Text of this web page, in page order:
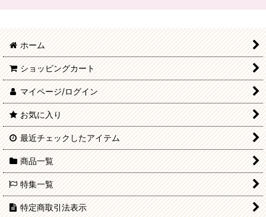
ホーム
ショッピングカート
マイページ/ログイン
お気に入り
最近チェックしたアイテム
商品一覧
特集一覧
特定商取引法表示